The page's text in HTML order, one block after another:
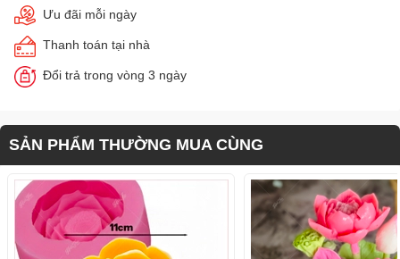
Ưu đãi mỗi ngày
Thanh toán tại nhà
Đổi trả trong vòng 3 ngày
SẢN PHẨM THƯỜNG MUA CÙNG